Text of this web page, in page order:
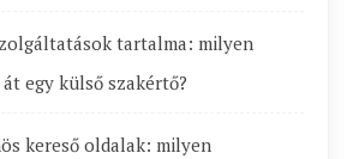
tartalma: milyen
egy külső szakértő?
kereső oldalak: milyen